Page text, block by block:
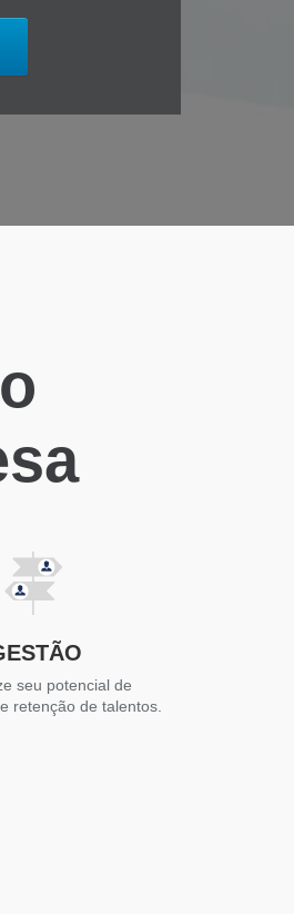
seu potencial de
retenção de talentos.